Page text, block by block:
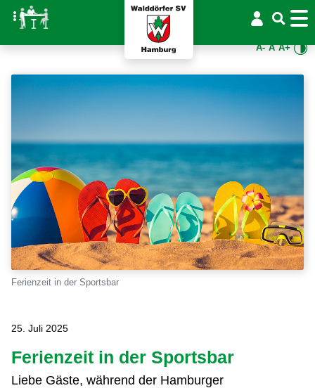
A- A A+
Ferienzeit in der Sportsbar
25. Juli 2025
Ferienzeit in der Sportsbar
Liebe Gäste, während der Hamburger